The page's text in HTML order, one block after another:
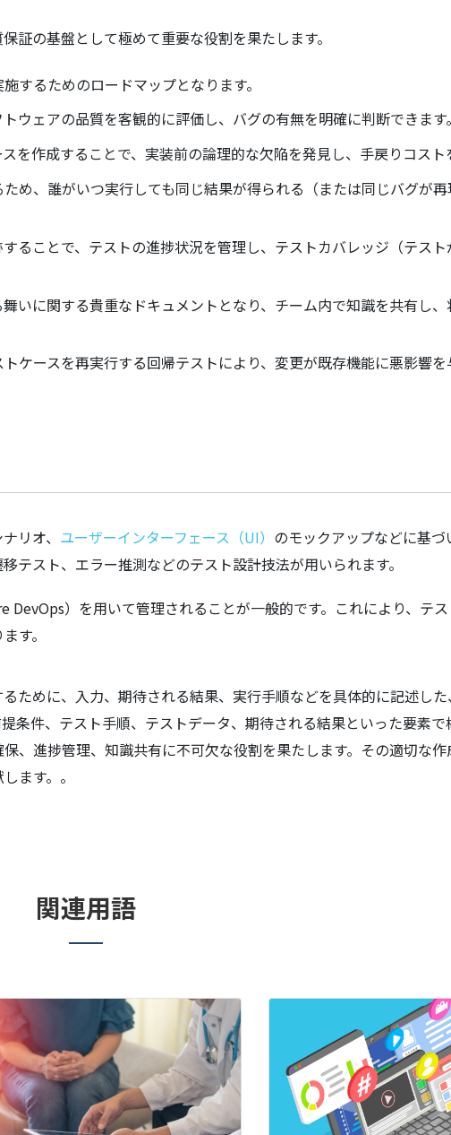
証の基盤として極めて重要な役割を果たします。
するためのロードマップとなります。
ウェアの品質を客観的に評価し、バグの有無を明確に判断できます。
を作成することで、実装前の論理的な欠陥を発見し、手戻りコスト
め、誰がいつ実行しても同じ結果が得られる（または同じバグが
ることで、テストの進捗状況を管理し、テストカバレッジ（テス
いに関する貴重なドキュメントとなり、チーム内で知識を共有し
ケースを再実行する回帰テストにより、変更が既存機能に悪影響
リオ、 ユーザーインターフェース（UI） のモックアップなどに基づ
スト、エラー推測などのテスト設計技法が用いられます。
）を用いて管理されることが一般的です。これにより、テ
す。
ために、入力、期待される結果、実行手順などを具体的に記述し
条件、テスト手順、テストデータ、期待される結果といった要素
、進捗管理、知識共有に不可欠な役割を果たします。その適切な
ます。。
関連用語